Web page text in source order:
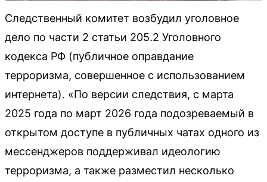
Следственный комитет возбудил уголовное
дело по части 2 статьи 205.2 Уголовного
кодекса РФ (публичное оправдание
терроризма, совершенное с использованием
интернета). «По версии следствия, с марта
2025 года по март 2026 года подозреваемый в
открытом доступе в публичных чатах одного из
мессенджеров поддерживал идеологию
терроризма, а также разместил несколько